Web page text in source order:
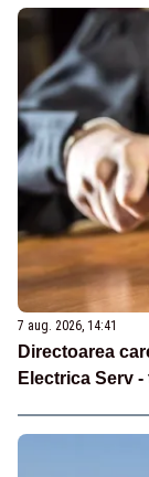
7 aug. 2026, 14:41
Directoarea
Electrica Serv